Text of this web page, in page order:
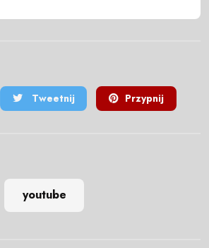
Tweetnij Przypnij
youtube